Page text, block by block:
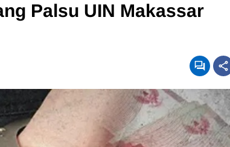
Palsu UIN Makassar